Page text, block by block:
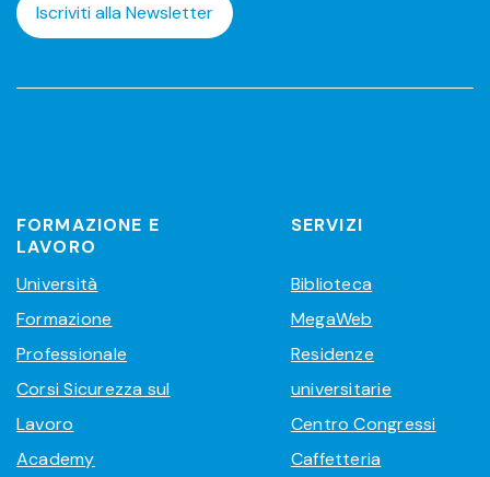
Iscriviti alla Newsletter
FORMAZIONE E
LAVORO
Università
Formazione
Professionale
Corsi Sicurezza sul
Lavoro
Academy
SERVIZI
Biblioteca
MegaWeb
Residenze
universitarie
Centro Congressi
Caffetteria